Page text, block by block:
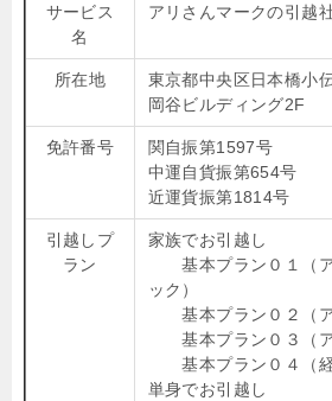
サービス
名
アリさんマークの引越
所在地
東京都中央区日本橋小
岡谷ビルディング2F
免許番号
関自振第1597号
中運自貨振第654号
近運貨振第1814号
引越しプ
ラン
家族でお引越し
基本プラン０１（ア
ック）
基本プラン０２（ア
基本プラン０３（ア
基本プラン０４（経
単身でお引越し